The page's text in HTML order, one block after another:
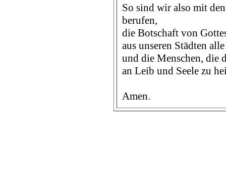
So sind wir also mit
berufen,
die Botschaft von
aus unseren Städten
und die Menschen, die
an Leib und Seele zu
Amen.